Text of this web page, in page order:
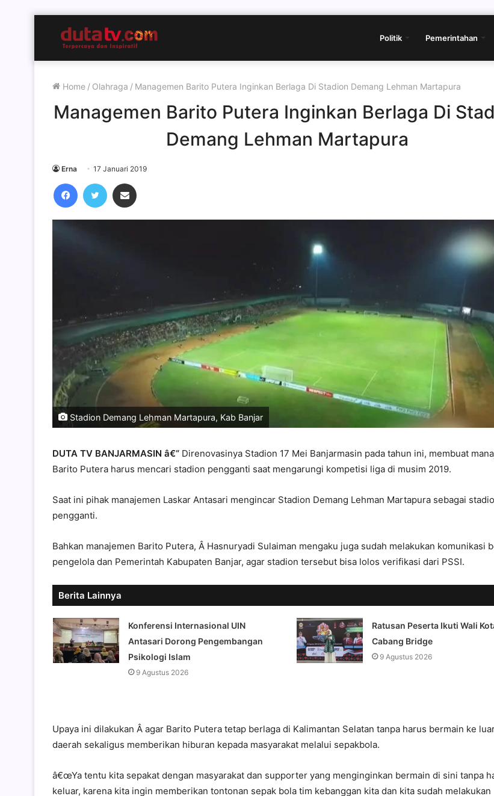
Politik Pemerintahan
Home / Olahraga / Managemen Barito Putera Inginkan Berlaga Di Stadion Demang Lehman Martapura
Managemen Barito Putera Inginkan Berlaga Di
Demang Lehman Martapura
Erna 17 Januari 2019
FacebookTwitter
Stadion Demang Lehman Martapura, Kab Banjar
DUTA TV BANJARMASIN â€“ Direnovasinya Stadion 17 Mei Banjarmasin pada tahun ini, membuat
Barito Putera harus mencari stadion pengganti saat mengarungi kompetisi liga di musim 2019.
Saat ini pihak manajemen Laskar Antasari mengincar Stadion Demang Lehman Martapura sebagai
pengganti.
Bahkan manajemen Barito Putera, Â Hasnuryadi Sulaiman mengaku juga sudah melakukan komunikasi
pengelola dan Pemerintah Kabupaten Banjar, agar stadion tersebut bisa lolos verifikasi dari PSSI.
Berita Lainnya
Konferensi Internasional UIN
Antasari Dorong Pengembangan
Psikologi Islam
9 Agustus 2026
Ratusan Peserta Ikuti Wali
Cabang Bridge
9 Agustus 2026
Upaya ini dilakukan Â agar Barito Putera tetap berlaga di Kalimantan Selatan tanpa harus bermain ke
daerah sekaligus memberikan hiburan kepada masyarakat melalui sepakbola.
â€œYa tentu kita sepakat dengan masyarakat dan supporter yang menginginkan bermain di sini tanpa
keluar, karena kita ingin memberikan tontonan sepak bola tim kebanggan kita dan kita sudah melakukan